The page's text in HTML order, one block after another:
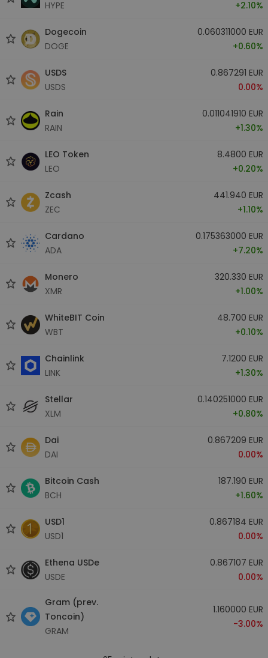
HYPE
+2.10%
Dogecoin
DOGE
0.060311000 EUR
+0.60%
USDS
USDS
0.867291 EUR
0.00%
Rain
RAIN
0.011041910 EUR
+1.30%
LEO Token
LEO
8.4800 EUR
+0.20%
Zcash
ZEC
441.940 EUR
+1.10%
Cardano
ADA
0.175363000 EUR
+7.20%
Monero
XMR
320.330 EUR
+1.00%
WhiteBIT Coin
WBT
48.700 EUR
+0.10%
Chainlink
LINK
7.1200 EUR
+1.30%
Stellar
XLM
0.140251000 EUR
+0.80%
Dai
DAI
0.867209 EUR
0.00%
Bitcoin Cash
BCH
187.190 EUR
+1.60%
USD1
USD1
0.867184 EUR
0.00%
Ethena USDe
USDE
0.867107 EUR
0.00%
Gram (prev.
Toncoin)
GRAM
1.160000 EUR
-3.00%